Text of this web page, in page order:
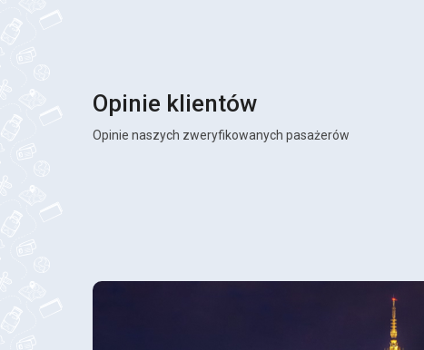
Opinie klientów
Opinie naszych zweryfikowanych pasażerów